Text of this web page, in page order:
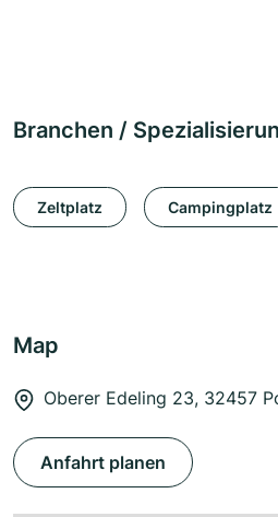
Branchen /
Zeltplatz Campingplatz
Map
Oberer Edeling 23, 32457
Anfahrt planen